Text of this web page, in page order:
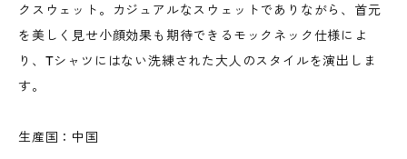
クスウェット。カジュアルなスウェットでありながら、首元
を美しく見せ小顔効果も期待できるモックネック仕様によ
り、Tシャツにはない洗練された大人のスタイルを演出しま
す。
生産国：中国